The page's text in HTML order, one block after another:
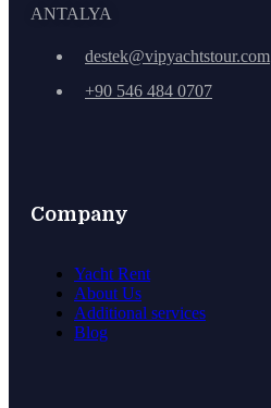
ANTALYA
destek@vipyachtstour.com
+90 546 484 0707
Company
Yacht Rent
About Us
Additional services
Blog